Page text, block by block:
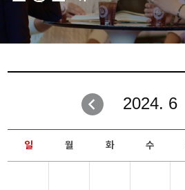
2024. 6
일 월 화 수